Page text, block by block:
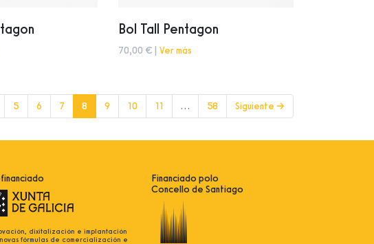
Bol Tall Pentagon
70,00 € | Ver más
5 6 7 8 (current)
9 10 11 … 58 Siguiente →
dixitalización e implantación
fórmulas de comercialización e
Financiado polo
Concello de Santiago